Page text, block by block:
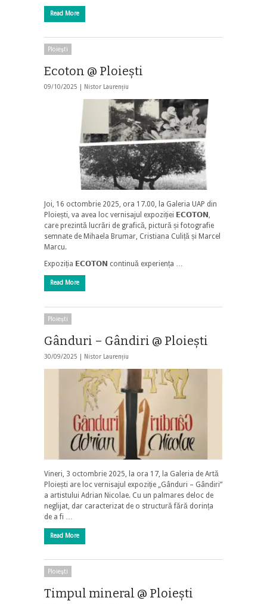
Read More
Ploieşti
Ecoton @ Ploieşti
09/10/2025 | Nistor Laurențiu
Joi, 16 octombrie 2025, ora 17.00, la Galeria UAP din
Ploiești, va avea loc vernisajul expoziției 𝗘𝗖𝗢𝗧𝗢𝗡,
care prezintă lucrări de grafică, pictură și fotografie
semnate de Mihaela Brumar, Cristiana Culiță și Marcel
Marcu.
Expoziția 𝗘𝗖𝗢𝗧𝗢𝗡 continuă experiența …
Read More
Ploieşti
Gânduri – Gândiri @ Ploieşti
30/09/2025 | Nistor Laurențiu
Vineri, 3 octombrie 2025, la ora 17, la Galeria de Artă
Ploiești are loc vernisajul expoziție „Gânduri – Gândiri”
a artistului Adrian Nicolae. Cu un palmares deloc de
neglijat, dar caracterizat de o structură fără dorința
de a fi …
Read More
Ploieşti
Timpul mineral @ Ploiești